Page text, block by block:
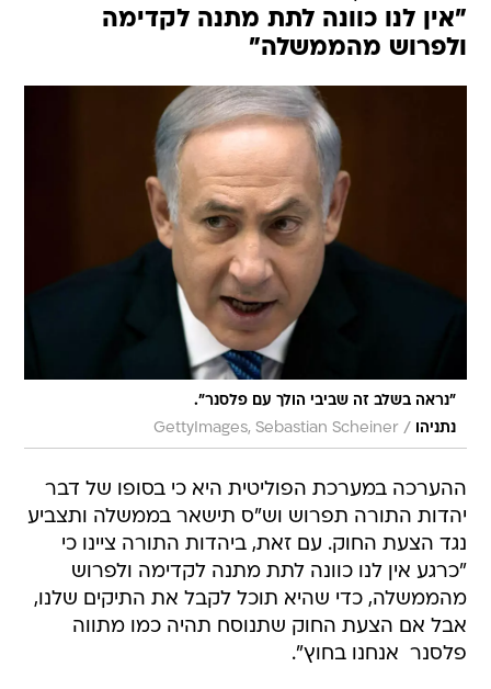
"אין לנו כוונה לתת מתנה לקדימה
ולפרוש מהממשלה"
"נראה בשלב זה שביבי הולך עם פלסנר".
נתניהו
/
GettyImages, Sebastian Scheiner
ההערכה במערכת הפוליטית היא כי בסופו של דבר
יהדות התורה תפרוש וש"ס תישאר בממשלה ותצביע
נגד הצעת החוק. עם זאת, ביהדות התורה ציינו כי
"כרגע אין לנו כוונה לתת מתנה לקדימה ולפרוש
מהממשלה, כדי שהיא תוכל לקבל את התיקים שלנו,
אבל אם הצעת החוק שתנוסח תהיה כמו מתווה
פלסנר  אנחנו בחוץ".